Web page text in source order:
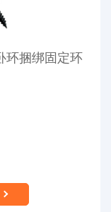
环捆绑固定环